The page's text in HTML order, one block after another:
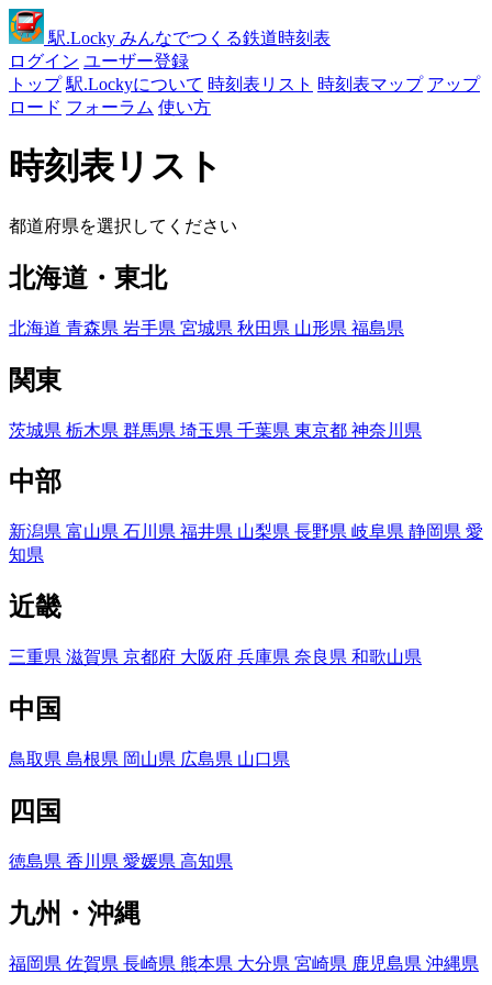
駅.Locky みんなでつくる鉄道時刻表
ログイン ユーザー登録
トップ 駅.Lockyについて 時刻表リスト 時刻表マップ アップ
ロード フォーラム 使い方
時刻表リスト
都道府県を選択してください
北海道・東北
北海道 青森県 岩手県 宮城県 秋田県 山形県 福島県
関東
茨城県 栃木県 群馬県 埼玉県 千葉県 東京都 神奈川県
中部
新潟県 富山県 石川県 福井県 山梨県 長野県 岐阜県 静岡県 愛
知県
近畿
三重県 滋賀県 京都府 大阪府 兵庫県 奈良県 和歌山県
中国
鳥取県 島根県 岡山県 広島県 山口県
四国
徳島県 香川県 愛媛県 高知県
九州・沖縄
福岡県 佐賀県 長崎県 熊本県 大分県 宮崎県 鹿児島県 沖縄県